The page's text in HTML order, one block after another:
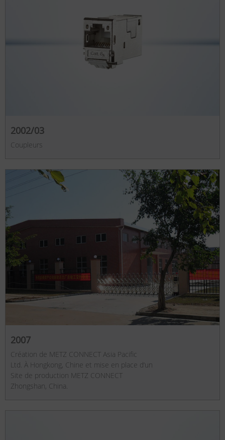
2002/03
Coupleurs
2007
Création de METZ CONNECT Asia Pacific
Ltd. À Hongkong, Chine et mise en place d‘un
Site de production METZ CONNECT
Zhongshan, China.